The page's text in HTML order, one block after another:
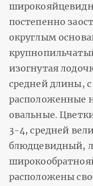
постепенно
округлым
изогнутая
средней длины,
расположенные
овальные.
3-4, средней
блюдцевидный,
расположены